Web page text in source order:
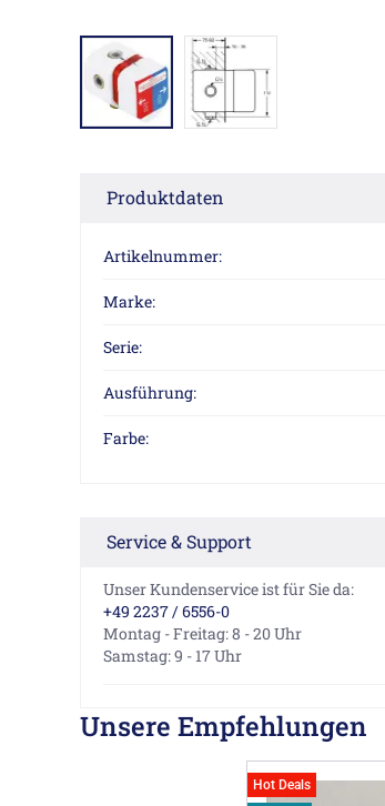
Produktdaten
Artikelnummer:
Marke:
Serie:
Ausführung:
Farbe:
Service & Support
Unser Kundenservice ist für Sie da:
+49 2237 / 6556-0
Montag - Freitag: 8 - 20 Uhr
Samstag: 9 - 17 Uhr
Unsere Empfehlungen
Hot Deals